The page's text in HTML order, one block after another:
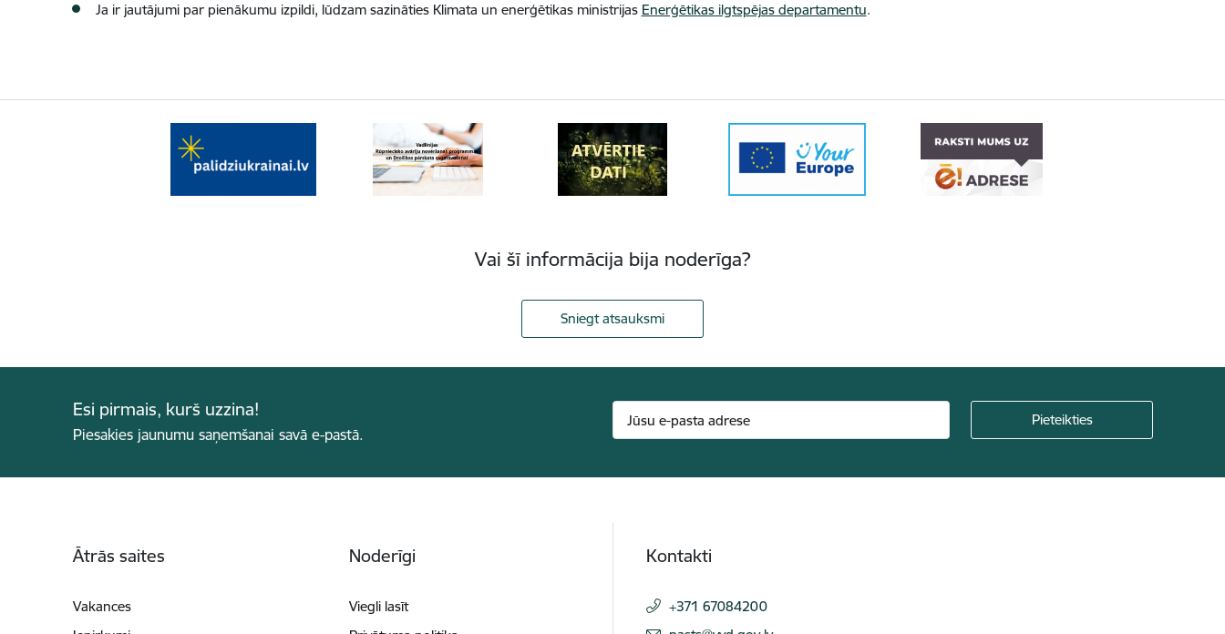
Ja ir jautājumi par pienākumu izpildi, lūdzam sazināties Klimata un enerģētikas ministrijas Enerģētikas ilgtspējas departamentu.
Vai šī informācija bija noderīga?
Sniegt atsauksmi
Esi pirmais, kurš uzzina!
Piesakies jaunumu saņemšanai savā e-pastā.
Ātrās saites
Vakances
Noderīgi
Viegli lasīt
Kontakti
+371 67084200